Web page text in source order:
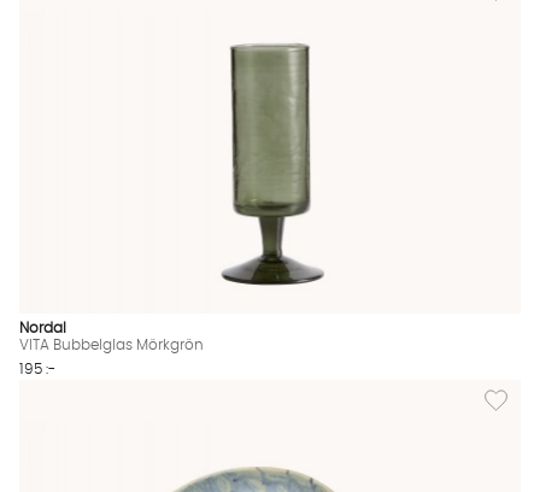
Nordal
VITA Bubbelglas Mörkgrön
195 :-
Lägg till